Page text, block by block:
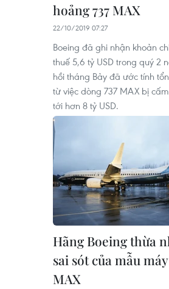
hoảng 737 MAX
22/10/2019 07:27
Boeing đã ghi nhận khoản
thuế 5,6 tỷ USD trong quý 2
hồi tháng Bảy đã ước tính
từ việc dòng 737 MAX bị
tới hơn 8 tỷ USD.
Hãng Boeing thừa
sai sót của mẫu máy
MAX